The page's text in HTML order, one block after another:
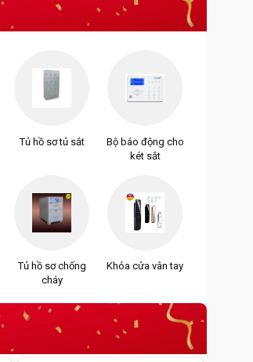
Tủ hồ sơ tủ sắt
Tủ hồ sơ chống
cháy
Bộ báo động cho
két sắt
Khóa cửa vân tay